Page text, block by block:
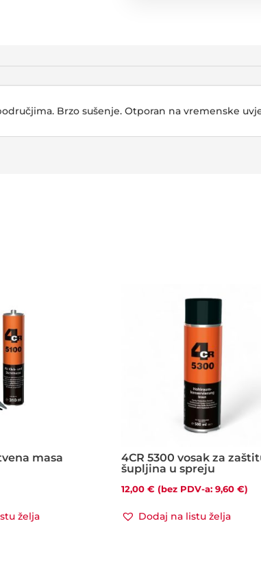
Brzo sušenje. Otporan na vremenske
masa
želja
4CR 5300 vosak za
šupljina u spreju
12,00€ (bez PDV-a:9,60€)
Dodaj na listu želja